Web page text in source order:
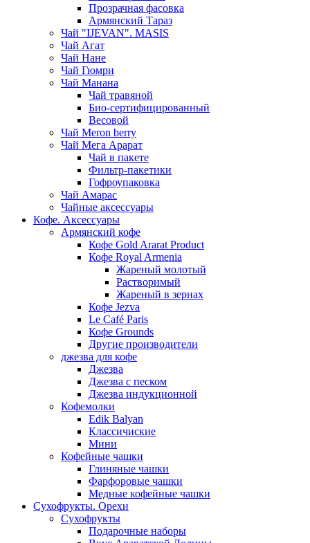
Прозрачная фасовка
Армянский Тараз
Чай "IJEVAN". MASIS
Чай Агат
Чай Нане
Чай Гюмри
Чай Манана
Чай травяной
Био-сертифицированный
Весовой
Чай Meron berry
Чай Мега Арарат
Чай в пакете
Фильтр-пакетики
Гофроупаковка
Чай Амарас
Чайные аксессуары
Кофе. Аксессуары
Армянский кофе
Кофе Gold Ararat Product
Кофе Royal Armenia
Жареный молотый
Растворимый
Жареный в зернах
Кофе Jezva
Le Café Paris
Кофе Grounds
Другие производители
джезва для кофе
Джезва
Джезва с песком
Джезва индукционной
Кофемолки
Edik Balyan
Классичиские
Мини
Кофейные чашки
Глиняные чашки
Фарфоровые чашки
Медные кофейные чашки
Сухофрукты. Орехи
Сухофрукты
Подарочные наборы